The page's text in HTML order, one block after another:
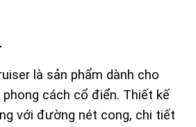
là sản phẩm dành cho
cách cổ điển. Thiết kế
với đường nét cong, chi tiết